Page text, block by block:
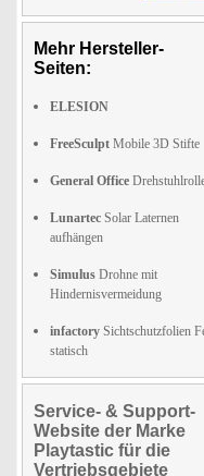
Mehr Hersteller-
Seiten:
ELESION
FreeSculpt Mobile 3D Stifte
General Office
Lunartec Solar Laternen
aufhängen
Simulus Drohne mit
Hindernisvermeidung
infactory Sichtschutzfolien
statisch
Service- & Support-
Website der Marke
Playtastic für die
Vertriebsgebiete